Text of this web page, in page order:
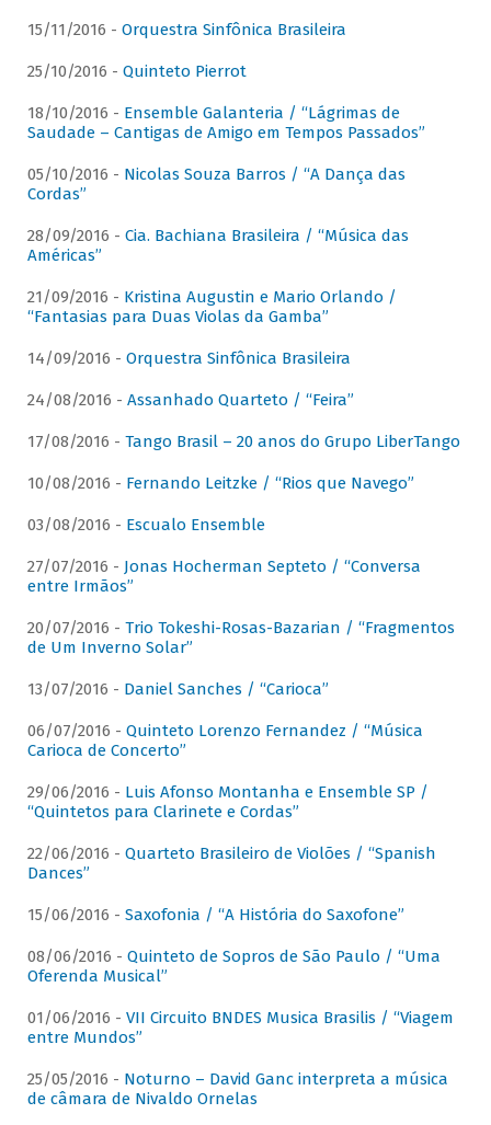
15/11/2016 - Orquestra Sinfônica Brasileira
25/10/2016 - Quinteto Pierrot
18/10/2016 - Ensemble Galanteria / “Lágrimas de
Saudade – Cantigas de Amigo em Tempos Passados”
05/10/2016 - Nicolas Souza Barros / “A Dança das
Cordas”
28/09/2016 - Cia. Bachiana Brasileira / “Música das
Américas”
21/09/2016 - Kristina Augustin e Mario Orlando /
“Fantasias para Duas Violas da Gamba”
14/09/2016 - Orquestra Sinfônica Brasileira
24/08/2016 - Assanhado Quarteto / “Feira”
17/08/2016 - Tango Brasil – 20 anos do Grupo LiberTango
10/08/2016 - Fernando Leitzke / “Rios que Navego”
03/08/2016 - Escualo Ensemble
27/07/2016 - Jonas Hocherman Septeto / “Conversa
entre Irmãos”
20/07/2016 - Trio Tokeshi-Rosas-Bazarian / “Fragmentos
de Um Inverno Solar”
13/07/2016 - Daniel Sanches / “Carioca”
06/07/2016 - Quinteto Lorenzo Fernandez / “Música
Carioca de Concerto”
29/06/2016 - Luis Afonso Montanha e Ensemble SP /
“Quintetos para Clarinete e Cordas”
22/06/2016 - Quarteto Brasileiro de Violões / “Spanish
Dances”
15/06/2016 - Saxofonia / “A História do Saxofone”
08/06/2016 - Quinteto de Sopros de São Paulo / “Uma
Oferenda Musical”
01/06/2016 - VII Circuito BNDES Musica Brasilis / “Viagem
entre Mundos”
25/05/2016 - Noturno – David Ganc interpreta a música
de câmara de Nivaldo Ornelas